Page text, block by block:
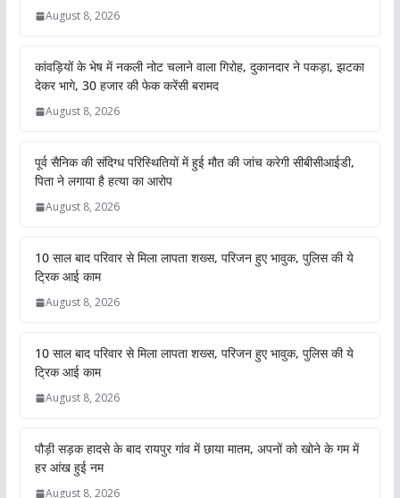
August 8, 2026
कांवड़ियों के भेष में नकली नोट चलाने वाला गिरोह, दुकानदार ने पकड़ा, झटका
देकर भागे, 30 हजार की फेक करेंसी बरामद
August 8, 2026
पूर्व सैनिक की संदिग्ध परिस्थितियों में हुई मौत की जांच करेगी सीबीसीआईडी,
पिता ने लगाया है हत्या का आरोप
August 8, 2026
10 साल बाद परिवार से मिला लापता शख्स, परिजन हुए भावुक, पुलिस की ये
ट्रिक आई काम
August 8, 2026
10 साल बाद परिवार से मिला लापता शख्स, परिजन हुए भावुक, पुलिस की ये
ट्रिक आई काम
August 8, 2026
पौड़ी सड़क हादसे के बाद रायपुर गांव में छाया मातम, अपनों को खोने के गम में
हर आंख हुई नम
August 8, 2026